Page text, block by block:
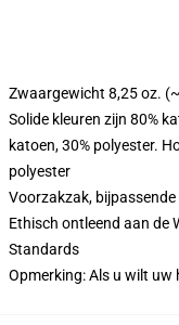
Zwaargewicht 8,25 oz.
Solide kleuren zijn 80%
katoen, 30% polyester.
polyester
Voorzakzak,
Ethisch ontleend aan de
Standards
Opmerking: Als u wilt uw